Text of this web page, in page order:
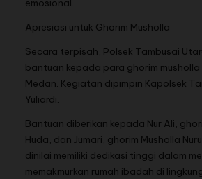
emosional.
Apresiasi untuk Ghorim Musholla
Secara terpisah, Polsek Tambusai
bantuan kepada para ghorim musholla
Medan. Kegiatan dipimpin Kapolsek
Yuliardi.
Bantuan diberikan kepada Nur Ali,
Huda, dan Jumari, ghorim Musholla
dinilai memiliki dedikasi tinggi dalam
memakmurkan rumah ibadah di